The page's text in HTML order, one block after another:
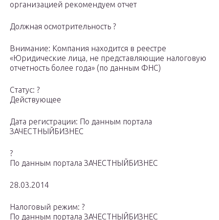
организацией рекомендуем отчет
Должная осмотрительность ?
Внимание: Компания находится в реестре
«Юридические лица, не представляющие налоговую
отчетность более года» (по данным ФНС)
Статус: ?
Действующее
Дата регистрации: По данным портала
ЗАЧЕСТНЫЙБИЗНЕС
?
По данным портала ЗАЧЕСТНЫЙБИЗНЕС
28.03.2014
Налоговый режим: ?
По данным портала ЗАЧЕСТНЫЙБИЗНЕС